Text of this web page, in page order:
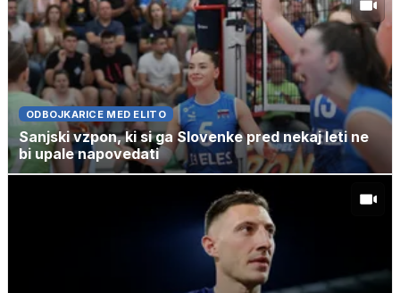
ODBOJKARICE MED ELITO
Sanjski vzpon, ki si ga Slovenke pred nekaj leti ne
bi upale napovedati